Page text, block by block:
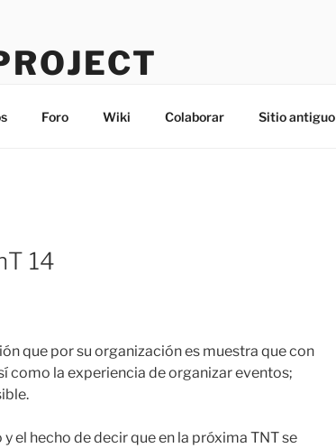
Foro Wiki Colaborar Sitio antiguo
14
que por su organización es muestra que con
como la experiencia de organizar eventos;
y el hecho de decir que en la próxima TNT se